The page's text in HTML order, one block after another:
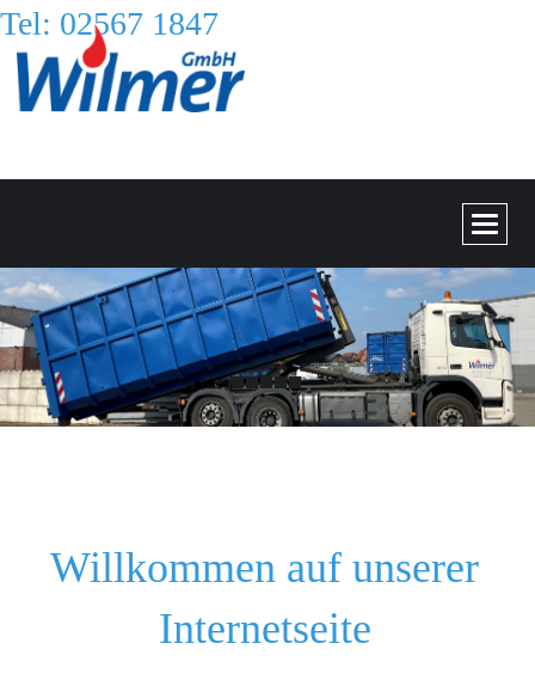
Tel: 02567 1847
Willkommen auf unserer
Internetseite